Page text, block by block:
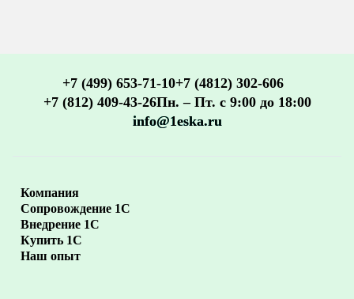
+7 (499) 653-71-10+7 (4812) 302-606
+7 (812) 409-43-26Пн. – Пт. с 9:00 до 18:00
info@1eska.ru
Компания
Сопровождение 1С
Внедрение 1С
Купить 1С
Наш опыт